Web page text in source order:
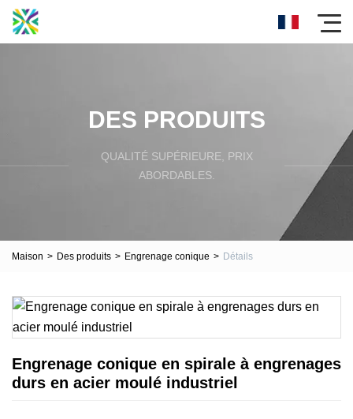
DES PRODUITS
QUALITÉ SUPÉRIEURE, PRIX
ABORDABLES.
Maison > Des produits > Engrenage conique > Détails
Engrenage conique en spirale à engrenages
durs en acier moulé industriel